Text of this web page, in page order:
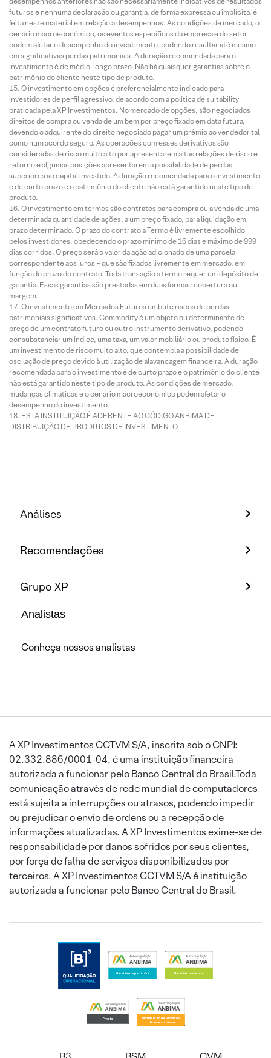
futuros e nenhuma declaração ou garantia, de forma expressa ou implícita, é
feita neste material em relação a desempenhos. As condições de mercado, o
cenário macroeconômico, os eventos específicos da empresa e do setor
podem afetar o desempenho do investimento, podendo resultar até mesmo
em significativas perdas patrimoniais. A duração recomendada para o
investimento é de médio-longo prazo. Não há quaisquer garantias sobre o
patrimônio do cliente neste tipo de produto.
O investimento em opções é preferencialmente indicado para
investidores de perfil agressivo, de acordo com a política de suitability
praticada pela XP Investimentos. No mercado de opções, são negociados
direitos de compra ou venda de um bem por preço fixado em data futura,
devendo o adquirente do direito negociado pagar um prêmio ao vendedor tal
como num acordo seguro. As operações com esses derivativos são
consideradas de risco muito alto por apresentarem altas relações de risco e
retorno e algumas posições apresentarem a possibilidade de perdas
superiores ao capital investido. A duração recomendada para o investimento
é de curto prazo e o patrimônio do cliente não está garantido neste tipo de
produto.
O investimento em termos são contratos para compra ou a venda de uma
determinada quantidade de ações, a um preço fixado, para liquidação em
prazo determinado. O prazo do contrato a Termo é livremente escolhido
pelos investidores, obedecendo o prazo mínimo de 16 dias e máximo de 999
dias corridos. O preço será o valor da ação adicionado de uma parcela
correspondente aos juros – que são fixados livremente em mercado, em
função do prazo do contrato. Toda transação a termo requer um depósito de
garantia. Essas garantias são prestadas em duas formas: cobertura ou
margem.
O investimento em Mercados Futuros embute riscos de perdas
patrimoniais significativos. Commodity é um objeto ou determinante de
preço de um contrato futuro ou outro instrumento derivativo, podendo
consubstanciar um índice, uma taxa, um valor mobiliário ou produto físico. É
um investimento de risco muito alto, que contempla a possibilidade de
oscilação de preço devido à utilização de alavancagem financeira. A duração
recomendada para o investimento é de curto prazo e o patrimônio do cliente
não está garantido neste tipo de produto. As condições de mercado,
mudanças climáticas e o cenário macroeconômico podem afetar o
desempenho do investimento.
ESTA INSTITUIÇÃO É ADERENTE AO CÓDIGO ANBIMA DE
DISTRIBUIÇÃO DE PRODUTOS DE INVESTIMENTO.
Análises
Recomendações
Grupo XP
Analistas
Conheça nossos analistas
A XP Investimentos CCTVM S/A, inscrita sob o CNPJ:
02.332.886/0001-04, é uma instituição financeira
autorizada a funcionar pelo Banco Central do Brasil.Toda
comunicação através de rede mundial de computadores
está sujeita a interrupções ou atrasos, podendo impedir
ou prejudicar o envio de ordens ou a recepção de
informações atualizadas. A XP Investimentos exime-se de
responsabilidade por danos sofridos por seus clientes,
por força de falha de serviços disponibilizados por
terceiros. A XP Investimentos CCTVM S/A é instituição
autorizada a funcionar pelo Banco Central do Brasil.